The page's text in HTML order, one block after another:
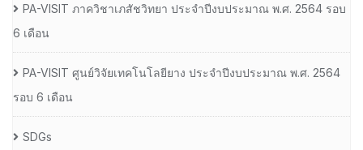
PA-VISIT ภาควิชาเภสัชวิทยา ประจำปีงบประมาณ พ.ศ. 2564 รอบ
6 เดือน
PA-VISIT ศูนย์วิจัยเทคโนโลยียาง ประจำปีงบประมาณ พ.ศ. 2564
รอบ 6 เดือน
SDGs